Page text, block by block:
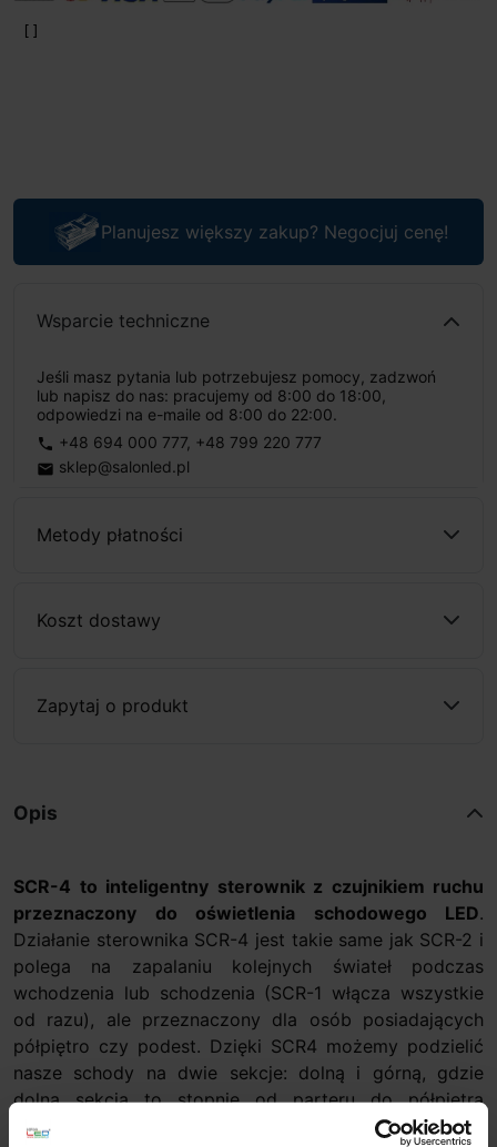
Planujesz większy zakup? Negocjuj cenę!
Wsparcie techniczne
Jeśli masz pytania lub potrzebujesz pomocy, zadzwoń
lub napisz do nas: pracujemy od 8:00 do 18:00,
odpowiedzi na e-maile od 8:00 do 22:00.
phone +48 694 000 777, +48 799 220 777
email sklep@salonled.pl
Metody płatności
Koszt dostawy
Zapytaj o produkt
Opis
SCR-4 to inteligentny sterownik z czujnikiem ruchu
przeznaczony do oświetlenia schodowego LED.
Działanie sterownika SCR-4 jest takie same jak SCR-2 i
polega na zapalaniu kolejnych świateł podczas
wchodzenia lub schodzenia (SCR-1 włącza wszystkie
od razu), ale przeznaczony dla osób posiadających
półpiętro czy podest. Dzięki SCR4 możemy podzielić
nasze schody na dwie sekcje: dolną i górną, gdzie
dolna sekcja to stopnie od parteru do półpiętra
(podestu) - maksymalna ilość stopni w tej sekcji to 11.